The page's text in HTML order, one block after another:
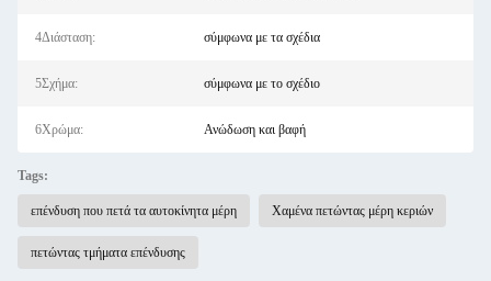
4Διάσταση: σύμφωνα με τα σχέδια
5Σχήμα: σύμφωνα με το σχέδιο
6Χρώμα: Ανώδωση και βαφή
Tags:
επένδυση που πετά τα αυτοκίνητα μέρη Χαμένα πετώντας μέρη κεριών
πετώντας τμήματα επένδυσης